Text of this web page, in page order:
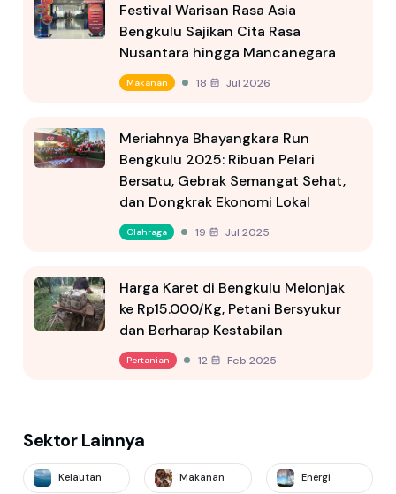
Festival Warisan Rasa Asia
Bengkulu Sajikan Cita Rasa
Nusantara hingga Mancanegara
Makanan 18 Jul 2026
Meriahnya Bhayangkara Run
Bengkulu 2025: Ribuan Pelari
Bersatu, Gebrak Semangat Sehat,
dan Dongkrak Ekonomi Lokal
Olahraga 19 Jul 2025
Harga Karet di Bengkulu Melonjak
ke Rp15.000/Kg, Petani Bersyukur
dan Berharap Kestabilan
Pertanian 12 Feb 2025
Sektor Lainnya
Kelautan Makanan Energi